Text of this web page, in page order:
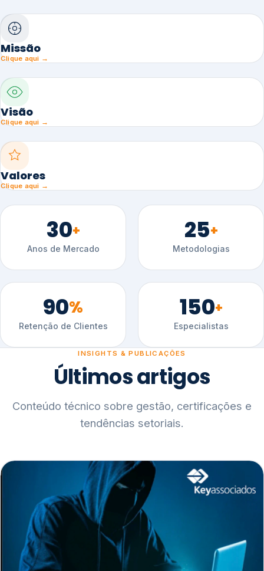
Missão
Clique aqui →
Visão
Clique aqui →
Valores
Clique aqui →
30+
Anos de Mercado
25+
Metodologias
90%
Retenção de Clientes
150+
Especialistas
INSIGHTS & PUBLICAÇÕES
Últimos artigos
Conteúdo técnico sobre gestão, certificações e
tendências setoriais.